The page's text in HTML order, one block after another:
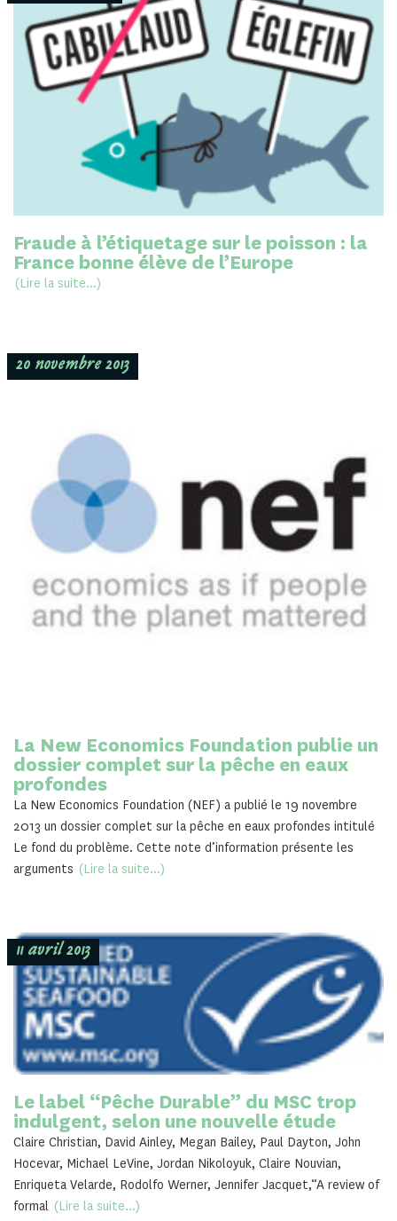
Fraude à l’étiquetage sur le poisson : la
France bonne élève de l’Europe
(Lire la suite...)
20 novembre 2013
La New Economics Foundation publie un
dossier complet sur la pêche en eaux
profondes
La New Economics Foundation (NEF) a publié le 19 novembre
2013 un dossier complet sur la pêche en eaux profondes intitulé
Le fond du problème. Cette note d’information présente les
arguments (Lire la suite...)
11 avril 2013
Le label “Pêche Durable” du MSC trop
indulgent, selon une nouvelle étude
Claire Christian, David Ainley, Megan Bailey, Paul Dayton, John
Hocevar, Michael LeVine, Jordan Nikoloyuk, Claire Nouvian,
Enriqueta Velarde, Rodolfo Werner, Jennifer Jacquet,“A review of
formal (Lire la suite...)